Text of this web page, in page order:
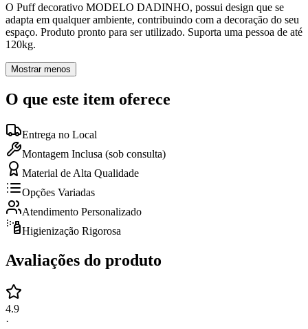
O Puff decorativo MODELO DADINHO, possui design que se
adapta em qualquer ambiente, contribuindo com a decoração do seu
espaço. Produto pronto para ser utilizado. Suporta uma pessoa de até
120kg.
Mostrar menos
O que este item oferece
Entrega no Local
Montagem Inclusa (sob consulta)
Material de Alta Qualidade
Opções Variadas
Atendimento Personalizado
Higienização Rigorosa
Avaliações do produto
4.9
·